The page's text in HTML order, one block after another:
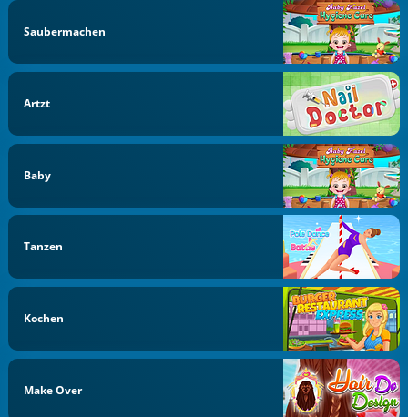
Saubermachen
Artzt
Baby
Tanzen
Kochen
Make Over